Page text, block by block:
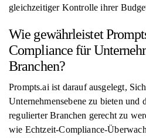
gleichzeitiger Kontrolle ihrer
Wie gewährleistet
Compliance für
Branchen?
Prompts.ai ist darauf ausgelegt,
Unternehmensebene zu bieten und
regulierter Branchen gerecht zu
wie Echtzeit-Compliance-